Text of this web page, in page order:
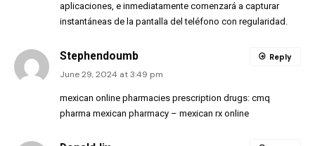
aplicaciones, e inmediatamente comenzará a capturar
instantáneas de la pantalla del teléfono con regularidad.
Stephendoumb
June 29, 2024 at 3:49 pm
mexican online pharmacies prescription drugs: cmq
pharma mexican pharmacy – mexican rx online
Reply